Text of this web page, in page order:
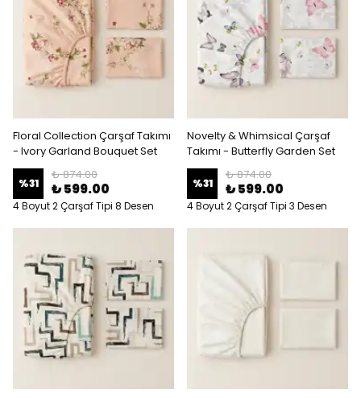
Floral Collection Çarşaf Takımı
- Ivory Garland Bouquet Set
%31
₺ 874.00
₺ 599.00
4 Boyut 2 Çarşaf Tipi 8 Desen
Novelty & Whimsical Çarşaf
Takımı - Butterfly Garden Set
%31
₺ 874.00
₺ 599.00
4 Boyut 2 Çarşaf Tipi 3 Desen